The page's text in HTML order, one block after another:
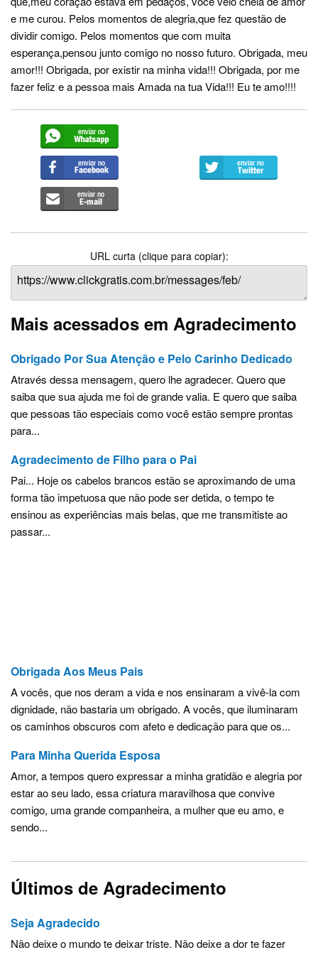
e me curou. Pelos momentos de alegria,que fez questão de
dividir comigo. Pelos momentos que com muita
esperança,pensou junto comigo no nosso futuro. Obrigada, meu
amor!!! Obrigada, por existir na minha vida!!! Obrigada, por me
fazer feliz e a pessoa mais Amada na tua Vida!!! Eu te amo!!!!
URL curta (clique para copiar):
Mais acessados em Agradecimento
Obrigado Por Sua Atenção e Pelo Carinho Dedicado
Através dessa mensagem, quero lhe agradecer. Quero que
saiba que sua ajuda me foi de grande valia. E quero que saiba
que pessoas tão especiais como você estão sempre prontas
para...
Agradecimento de Filho para o Pai
Pai... Hoje os cabelos brancos estão se aproximando de uma
forma tão impetuosa que não pode ser detida, o tempo te
ensinou as experiências mais belas, que me transmitiste ao
passar...
Obrigada Aos Meus Pais
A vocês, que nos deram a vida e nos ensinaram a vivê-la com
dignidade, não bastaria um obrigado. A vocês, que iluminaram
os caminhos obscuros com afeto e dedicação para que os...
Para Minha Querida Esposa
Amor, a tempos quero expressar a minha gratidão e alegria por
estar ao seu lado, essa criatura maravilhosa que convive
comigo, uma grande companheira, a mulher que eu amo, e
sendo...
Últimos de Agradecimento
Seja Agradecido
Não deixe o mundo te deixar triste. Não deixe a dor te fazer